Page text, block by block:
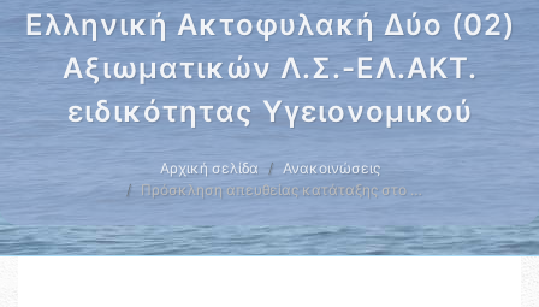
Ελληνική Ακτοφυλακή Δύο (02)
Αξιωματικών Λ.Σ.-ΕΛ.ΑΚΤ.
ειδικότητας Υγειονομικού
Αρχική σελίδα
Ανακοινώσεις
Πρόσκληση απευθείας κατάταξης στο …